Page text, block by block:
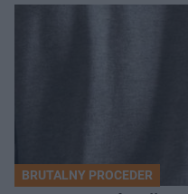
BRUTALNY PROCEDER